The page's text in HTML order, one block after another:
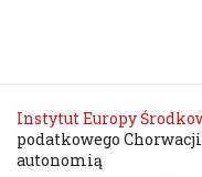
Instytut Europy
podatkowego
autonomią